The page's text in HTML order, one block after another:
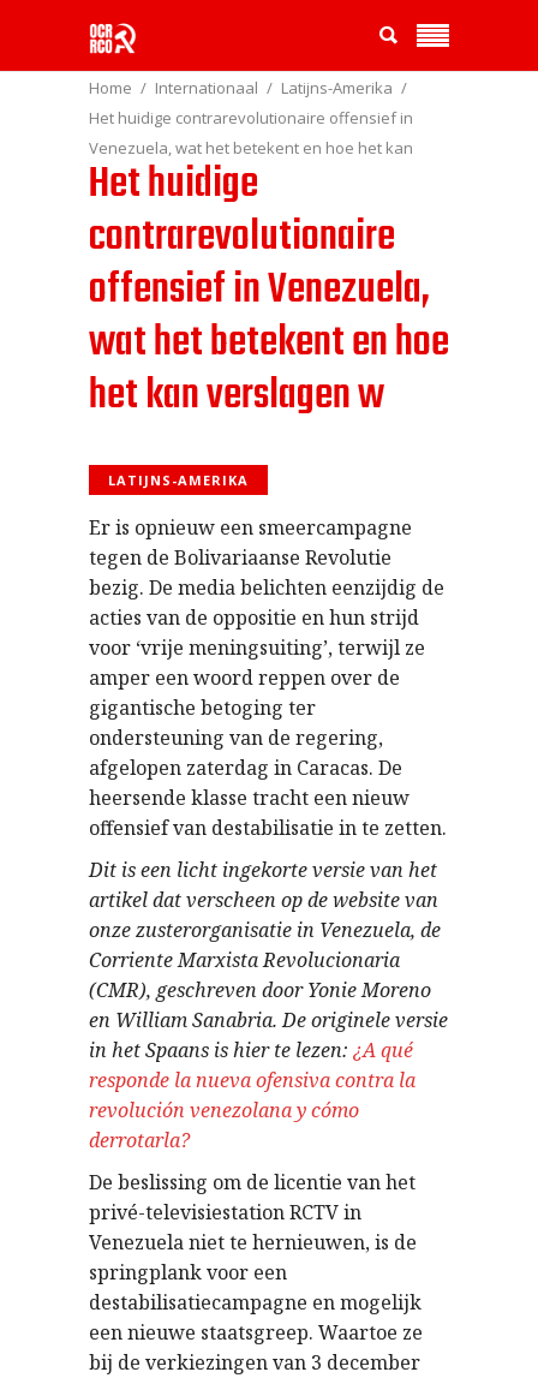
Home Internationaal
Latijns-Amerika
Het huidige contrarevolutionaire offensief in
Venezuela, wat het betekent en hoe het kan
verslagen w
Het huidige
contrarevolutionaire
offensief in Venezuela,
wat het betekent en hoe
het kan verslagen w
LATIJNS-AMERIKA
Er is opnieuw een smeercampagne
tegen de Bolivariaanse Revolutie
bezig. De media belichten eenzijdig de
acties van de oppositie en hun strijd
voor ‘vrije meningsuiting’, terwijl ze
amper een woord reppen over de
gigantische betoging ter
ondersteuning van de regering,
afgelopen zaterdag in Caracas. De
heersende klasse tracht een nieuw
offensief van destabilisatie in te zetten.
Dit is een licht ingekorte versie van het
artikel dat verscheen op de website van
onze zusterorganisatie in Venezuela, de
Corriente Marxista Revolucionaria
(CMR), geschreven door Yonie Moreno
en William Sanabria. De originele versie
in het Spaans is hier te lezen: ¿A qué
responde la nueva ofensiva contra la
revolución venezolana y cómo
derrotarla?
De beslissing om de licentie van het
privé-televisiestation RCTV in
Venezuela niet te hernieuwen, is de
springplank voor een
destabilisatiecampagne en mogelijk
een nieuwe staatsgreep. Waartoe ze
bij de verkiezingen van 3 december